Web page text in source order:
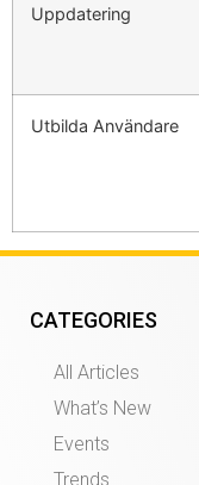
Uppdatering
Utbilda Användare
CATEGORIES
All Articles
What’s New
Events
Trends